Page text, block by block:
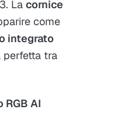
La cornice
come
integrato
perfetta tra
RGB AI